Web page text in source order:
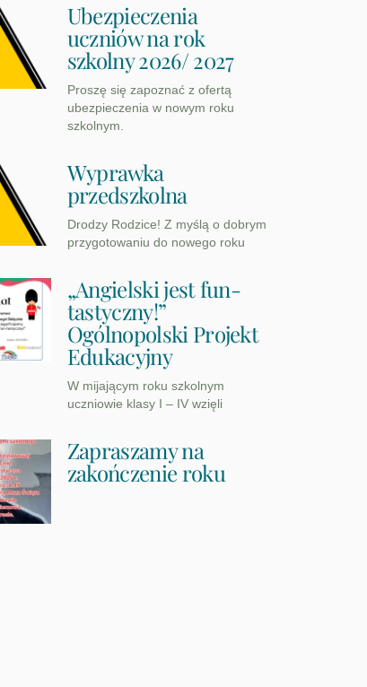
Ubezpieczenia
uczniów na rok
szkolny 2026/ 2027
Proszę się zapoznać z ofertą
ubezpieczenia w nowym roku
szkolnym.
Wyprawka
przedszkolna
Drodzy Rodzice! Z myślą o dobrym
przygotowaniu do nowego roku
„Angielski jest fun-
tastyczny!”
Ogólnopolski Projekt
Edukacyjny
W mijającym roku szkolnym
uczniowie klasy I – IV wzięli
Zapraszamy na
zakończenie roku